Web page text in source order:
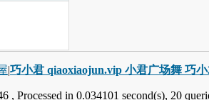
|巧小君 qiaoxiaojun.vip 小君广场舞 巧
, Processed in 0.034101 second(s), 20